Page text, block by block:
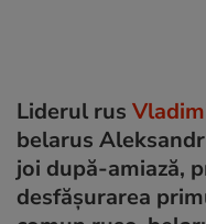
Liderul rus
belarus
joi după-amiază,
desfășurarea